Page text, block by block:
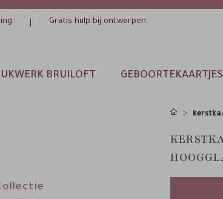
Gratis hulp bij ontwerpen
BRUILOFT GEBOORTEKAARTJES